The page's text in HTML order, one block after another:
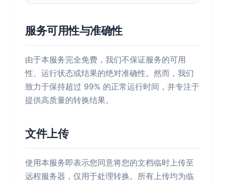
服务可用性与准确性
由于本服务完全免费，我们不保证服务的可用
性、运行状态或结果的绝对准确性。然而，我们
致力于保持超过 99% 的正常运行时间，并专注于
提供高质量的转换结果。
文件上传
使用本服务即表示您同意将您的文档临时上传至
远程服务器，仅用于处理转换。所有上传均为临